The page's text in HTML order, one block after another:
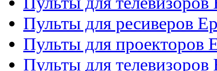
Пульты для ресиверов
Пульты для проекторов
Пульты для телевизоров